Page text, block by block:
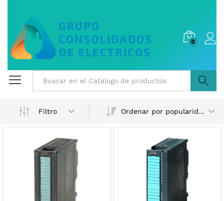
0
Filtro
Ordenar por popularidad